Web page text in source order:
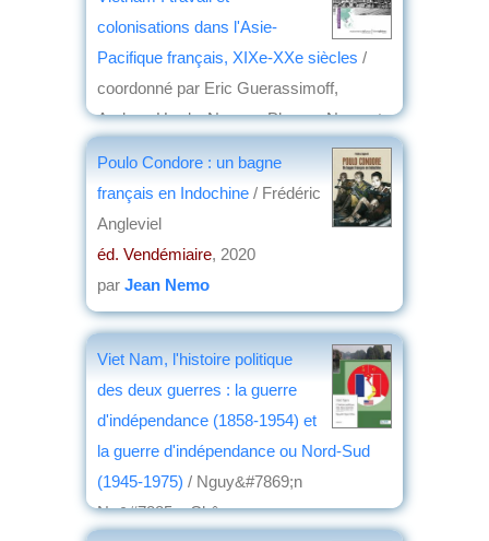
colonisations dans l'Asie-
Pacifique français, XIXe-XXe siècles /
coordonné par Eric Guerassimoff,
Andrew Hardy, Nguyen Phuong Ngoc et
éd. Maisonneuve & Larose nouvelles
, 2020
Poulo Condore : un bagne
français en Indochine / Frédéric
Angleviel
éd. Vendémiaire, 2020
par Jean Nemo
Viet Nam, l'histoire politique
des deux guerres : la guerre
d'indépendance (1858-1954) et
la guerre d'indépendance ou Nord-Sud
(1945-1975) / Nguy&#7869;n
Ng&#7885;c Châu